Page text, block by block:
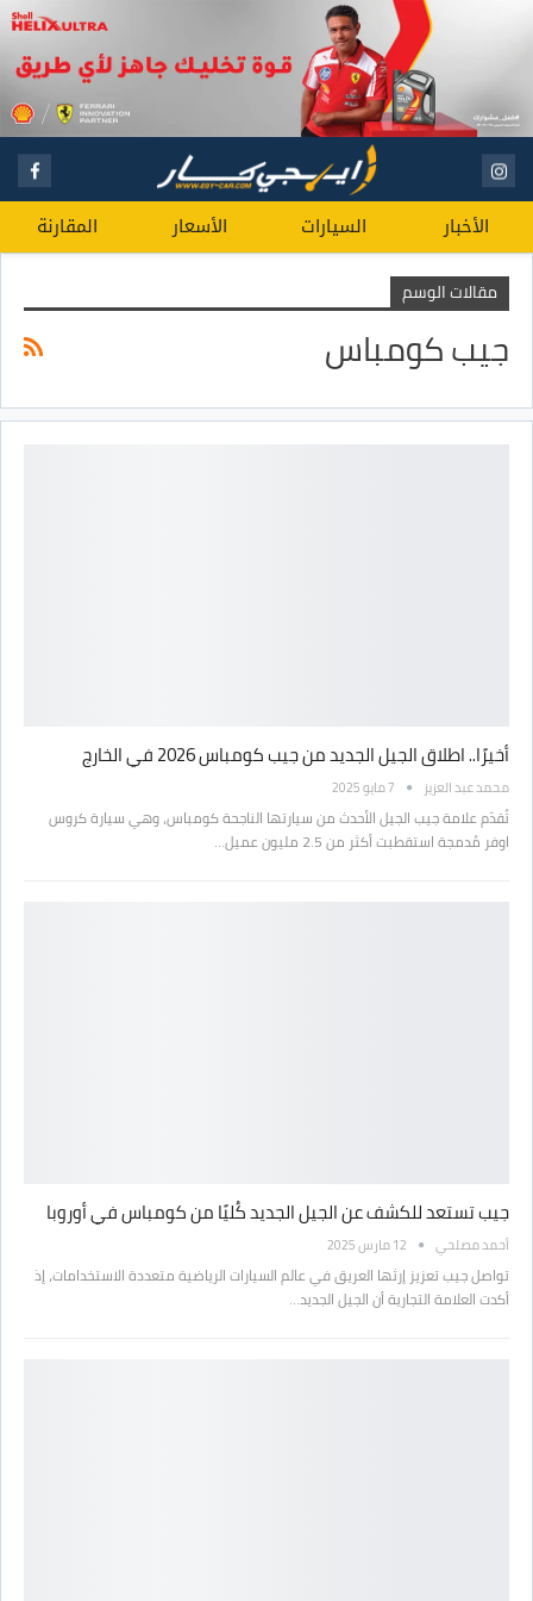
الأخبار السيارات الأسعار المقارنة
مقالات الوسم
جيب كومباس
أخيرًا.. اطلاق الجيل الجديد من جيب كومباس 2026 في الخارج
محمد عبد العزيز 7 مايو 2025
تُقدّم علامة جيب الجيل الأحدث من سيارتها الناجحة كومباس، وهي سيارة كروس
اوفر مُدمجة استقطبت أكثر من 2.5 مليون عميل…
جيب تستعد للكشف عن الجيل الجديد كُليًا من كومباس في أوروبا
أحمد مصلحي 12 مارس 2025
تواصل جيب تعزيز إرثها العريق في عالم السيارات الرياضية متعددة الاستخدامات، إذ
أكدت العلامة التجارية أن الجيل الجديد…